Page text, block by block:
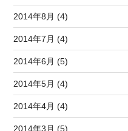
2014年8月 (4)
2014年7月 (4)
2014年6月 (5)
2014年5月 (4)
2014年4月 (4)
2014年3月 (5)